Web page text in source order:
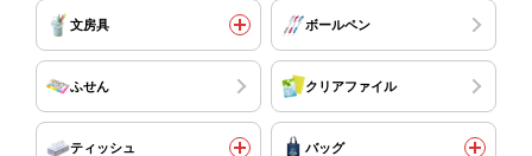
文房具 ボールペン
ふせん クリアファイル
ティッシュ バッグ